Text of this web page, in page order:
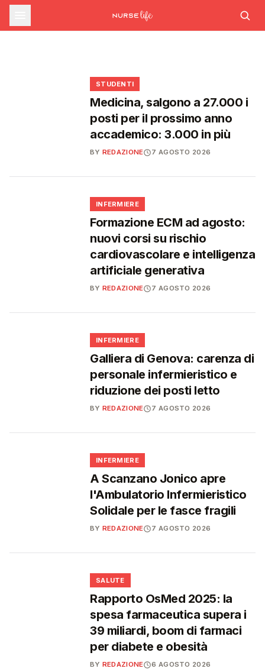
sfide che decideranno il futuro del
Ssn
Decreto PA e sanità: nuovo commissario per
le scorte Covid, liste d'attesa al Siveas e
INFERMIERE
Decreto PA: nuove regole per scorte Covid,
STUDENTI
Medicina, salgono a 27.000 i
posti per il prossimo anno
accademico: 3.000 in più
BY REDAZIONE 7 AGOSTO 2026
INFERMIERE
Formazione ECM ad agosto:
nuovi corsi su rischio
cardiovascolare e intelligenza
artificiale generativa
BY REDAZIONE 7 AGOSTO 2026
INFERMIERE
Galliera di Genova: carenza di
personale infermieristico e
riduzione dei posti letto
BY REDAZIONE 7 AGOSTO 2026
INFERMIERE
A Scanzano Jonico apre
l'Ambulatorio Infermieristico
Solidale per le fasce fragili
BY REDAZIONE 7 AGOSTO 2026
SALUTE
Rapporto OsMed 2025: la
spesa farmaceutica supera i
39 miliardi, boom di farmaci
per diabete e obesità
BY REDAZIONE 6 AGOSTO 2026